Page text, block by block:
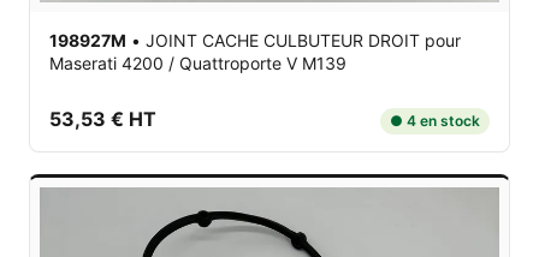
198927M • JOINT CACHE CULBUTEUR DROIT pour
Maserati 4200 / Quattroporte V M139
53,53 € HT ● 4 en stock